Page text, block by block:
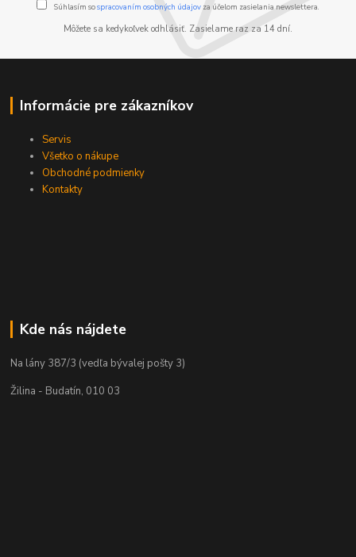
Súhlasím sospracovaním osobných údajov za účelom zasielania newslettera.
Môžete sa kedykoľvek odhlásiť. Zasielame raz za 14 dní.
Informácie pre zákazníkov
Servis
Všetko o nákupe
Obchodné podmienky
Kontakty
Kde nás nájdete
Na lány 387/3 (vedľa bývalej pošty 3)
Žilina - Budatín, 010 03